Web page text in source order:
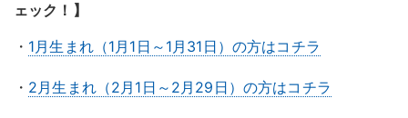
ェック！】
・ 1月生まれ（1月1日～1月31日）の方はコチラ
・ 2月生まれ（2月1日～2月29日）の方はコチラ